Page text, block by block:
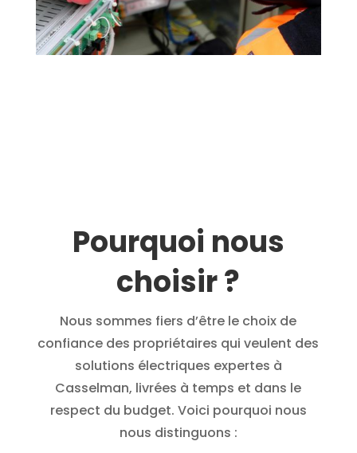
Pourquoi nous
choisir ?
Nous sommes fiers d’être le choix de
confiance des propriétaires qui veulent des
solutions électriques expertes à
Casselman, livrées à temps et dans le
respect du budget. Voici pourquoi nous
nous distinguons :